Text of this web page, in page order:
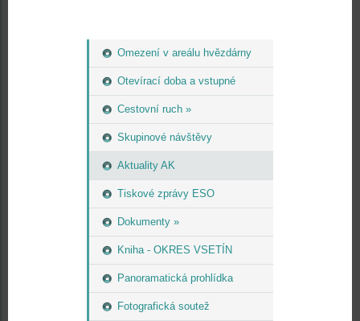
Omezení v areálu hvězdárny
Otevírací doba a vstupné
Cestovní ruch »
Skupinové návštěvy
Aktuality AK
Tiskové zprávy ESO
Dokumenty »
Kniha - OKRES VSETÍN
Panoramatická prohlídka
Fotografická soutež